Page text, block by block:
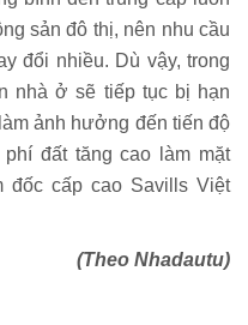
sản đô thị, nên nhu cầu
đổi nhiều. Dù vậy, trong
nhà ở sẽ tiếp tục bị hạn
ảnh hưởng đến tiến độ
đất tăng cao làm mặt
đốc cấp cao Savills Việt
(Theo Nhadautu)